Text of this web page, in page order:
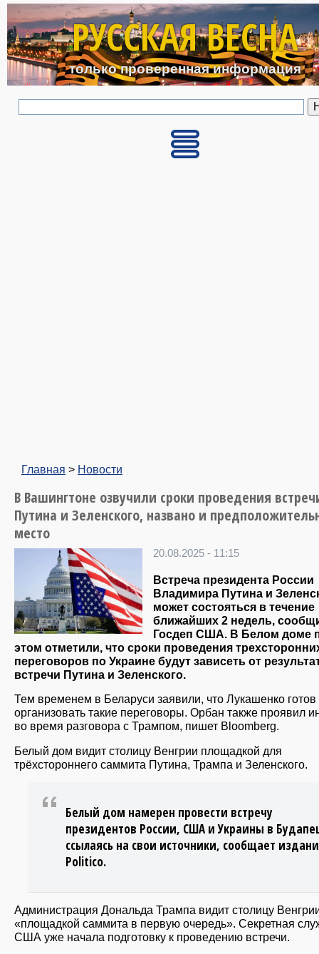
Перейти к основному
РУССКАЯ ВЕСНА
только проверенная информация
Главная > Новости
В Вашингтоне озвучили сроки проведения
Путина и Зеленского, названо и
место
20.08.2025 - 11:15
Встреча президента России
Владимира Путина и
может состояться в течение
ближайших 2 недель,
Госдеп США. В Белом доме
этом отметили, что сроки проведения
переговоров по Украине будут зависеть от
встречи Путина и Зеленского.
Тем временем в Беларуси заявили, что Лукашенко готов
организовать такие переговоры. Орбан также проявил
во время разговора с Трампом, пишет Bloomberg.
Белый дом видит столицу Венгрии площадкой для
трёхстороннего саммита Путина, Трампа и Зеленского.
Белый дом намерен провести встречу
президентов России, США и Украины в
ссылаясь на свои источники, сообщает
Politico.
Администрация Дональда Трампа видит столицу
«площадкой саммита в первую очередь». Секретная
США уже начала подготовку к проведению встречи.